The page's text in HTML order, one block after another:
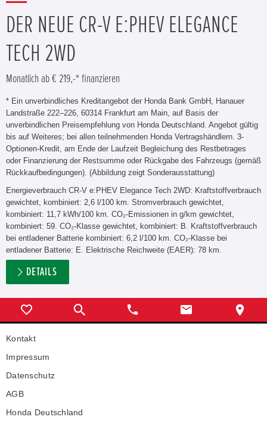
DER NEUE CR-V E:PHEV ELEGANCE
TECH 2WD
Monatlich ab € 219,-* finanzieren
* Ein unverbindliches Kreditangebot der Honda Bank GmbH, Hanauer
Landstraße 222–226, 60314 Frankfurt am Main, auf Basis der
unverbindlichen Preisempfehlung von Honda Deutschland. Angebot gültig
bis auf Weiteres; bei allen teilnehmenden Honda Vertragshändlern. 3-
Optionen-Kredit, am Ende der Laufzeit Begleichung des Restbetrages
oder Finanzierung der Restsumme oder Rückgabe des Fahrzeugs (gemäß
Rückkaufbedingungen). (Abbildung zeigt Sonderausstattung)
Energieverbrauch CR-V e:PHEV Elegance Tech 2WD: Kraftstoffverbrauch
gewichtet, kombiniert: 2,6 l/100 km. Stromverbrauch gewichtet,
kombiniert: 11,7 kWh/100 km. CO₂-Emissionen in g/km gewichtet,
kombiniert: 59. CO₂-Klasse gewichtet, kombiniert: B. Kraftstoffverbrauch
bei entladener Batterie kombiniert: 6,2 l/100 km. CO₂-Klasse bei
entladener Batterie: E. Elektrische Reichweite (EAER): 78 km.
DETAILS
Kontakt
Impressum
Datenschutz
AGB
Honda Deutschland